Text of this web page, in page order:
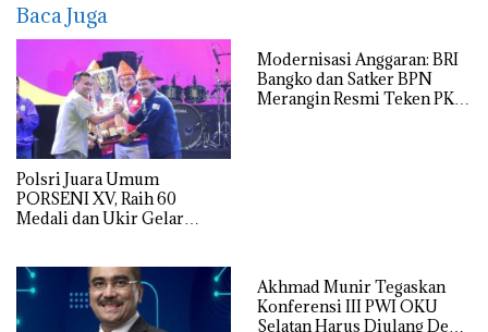
Baca Juga
Polsri Juara Umum
PORSENI XV, Raih 60
Medali dan Ukir Gelar
Modernisasi Anggaran: BRI
Bangko dan Satker BPN
Merangin Resmi Teken PKS
Akhmad Munir Tegaskan
Konferensi III PWI OKU
Selatan Harus Diulang Demi